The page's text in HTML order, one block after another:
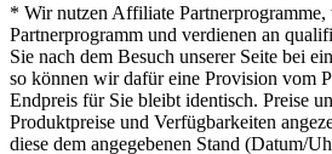
* Wir nutzen Affiliate Partnerprogramme,
Partnerprogramm und verdienen an
Sie nach dem Besuch unserer Seite bei
so können wir dafür eine Provision vom
Endpreis für Sie bleibt identisch. Preise
Produktpreise und Verfügbarkeiten
diese dem angegebenen Stand (Datum/